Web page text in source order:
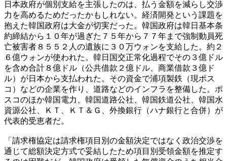
日本政府が個別支給を主張したのは、払う金額を減らし交渉
力を高めるためだったかもしれない。経済開発という課題を
抱えた韓国政府は大金が切実だった。韓国政府は韓日基本条
約締結から１０年が過ぎた７５年から７７年まで強制動員死
亡被害者８５５２人の遺族に３０万ウォンを支給した。約２
６億ウォンが使われた。韓日国交正常化過程でその３億ドル
を含め合計８億ドル（公共借款２億ドル、商業借款３億ド
ル）が日本から支払われた。その資金で浦項製鉄（現ポス
コ）などの企業を作り、道路などのインフラを整備した。ポ
スコのほか韓国電力、韓国道路公社、韓国鉄道公社、韓国水
資源公社、ＫＴ、ＫＴ＆Ｇ、外換銀行（ハナ銀行と合併）が
代表的受恵者だ。
「請求権協定は請求権項目別の金額決定ではなく政治交渉を
通じて総額決定方式で妥結したため項目別受領金額を推定す